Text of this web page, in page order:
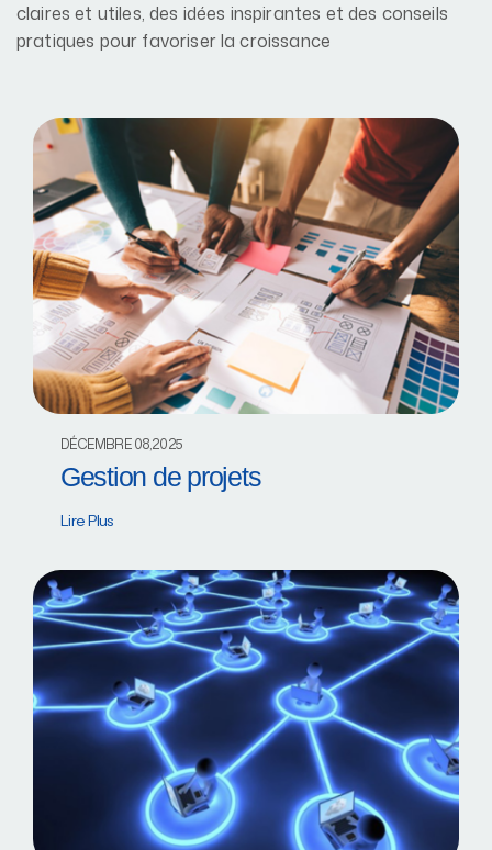
claires et utiles, des idées inspirantes et des conseils
pratiques pour favoriser la croissance
DÉCEMBRE 08,2025
Gestion de projets
Lire Plus